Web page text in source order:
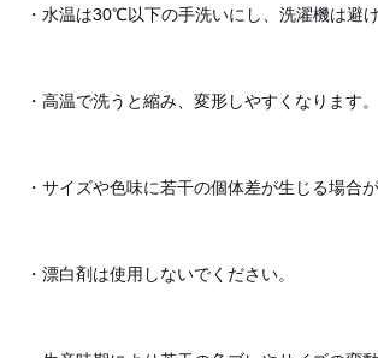
・水温は30℃以下の手洗いにし、洗濯機は避
・高温で洗うと縮み、変形しやすくなります。
・サイズや色味に若干の個体差が生じる場合
・漂白剤は使用しないでください。